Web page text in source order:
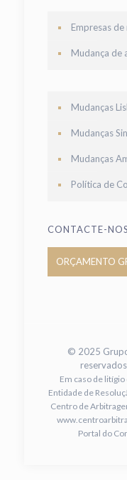
Empresas de
Mudança de
Mudanças
Mudanças
Mudanças
Política de
CONTACTE-NOS
ORÇAMENTO
© 2025
Em caso de
Entidade de
Centro de
Portal do